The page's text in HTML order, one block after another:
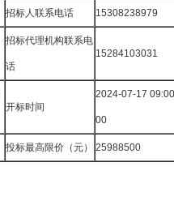
招标人联系电话 15308238979
招标代理机构联系电
话
15284103031
开标时间
2024-07-17
00
投标最高限价（元） 25988500